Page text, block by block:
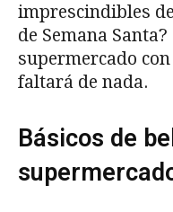
imprescindibles
de Semana
supermercado
faltará de nada.
Básicos de